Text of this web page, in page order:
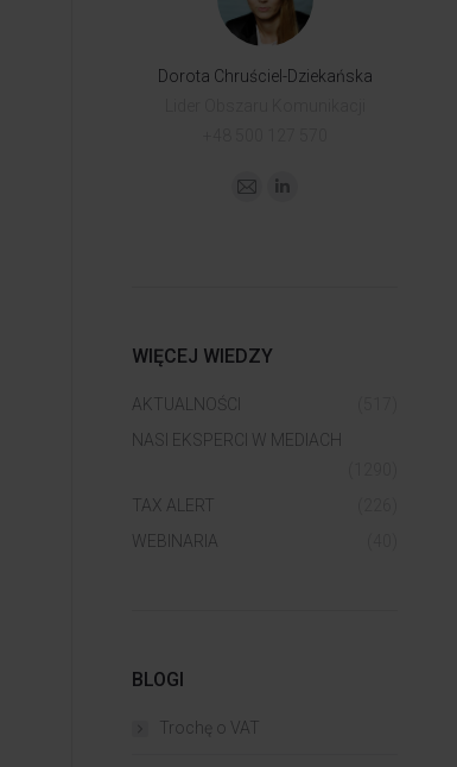
Dorota Chruściel-Dziekańska
WIĘCEJ WIEDZY
AKTUALNOŚCI
NASI EKSPERCI W MEDIACH
TAX ALERT
WEBINARIA
BLOGI
Trochę o VAT